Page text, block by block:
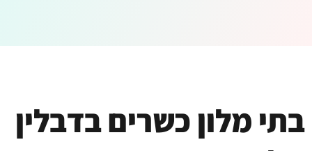
בתי מלון כשרים בדבלין